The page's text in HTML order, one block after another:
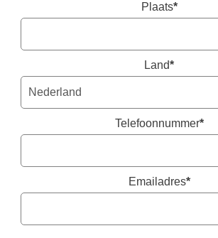
Plaats*
Land*
Telefoonnummer*
Emailadres*